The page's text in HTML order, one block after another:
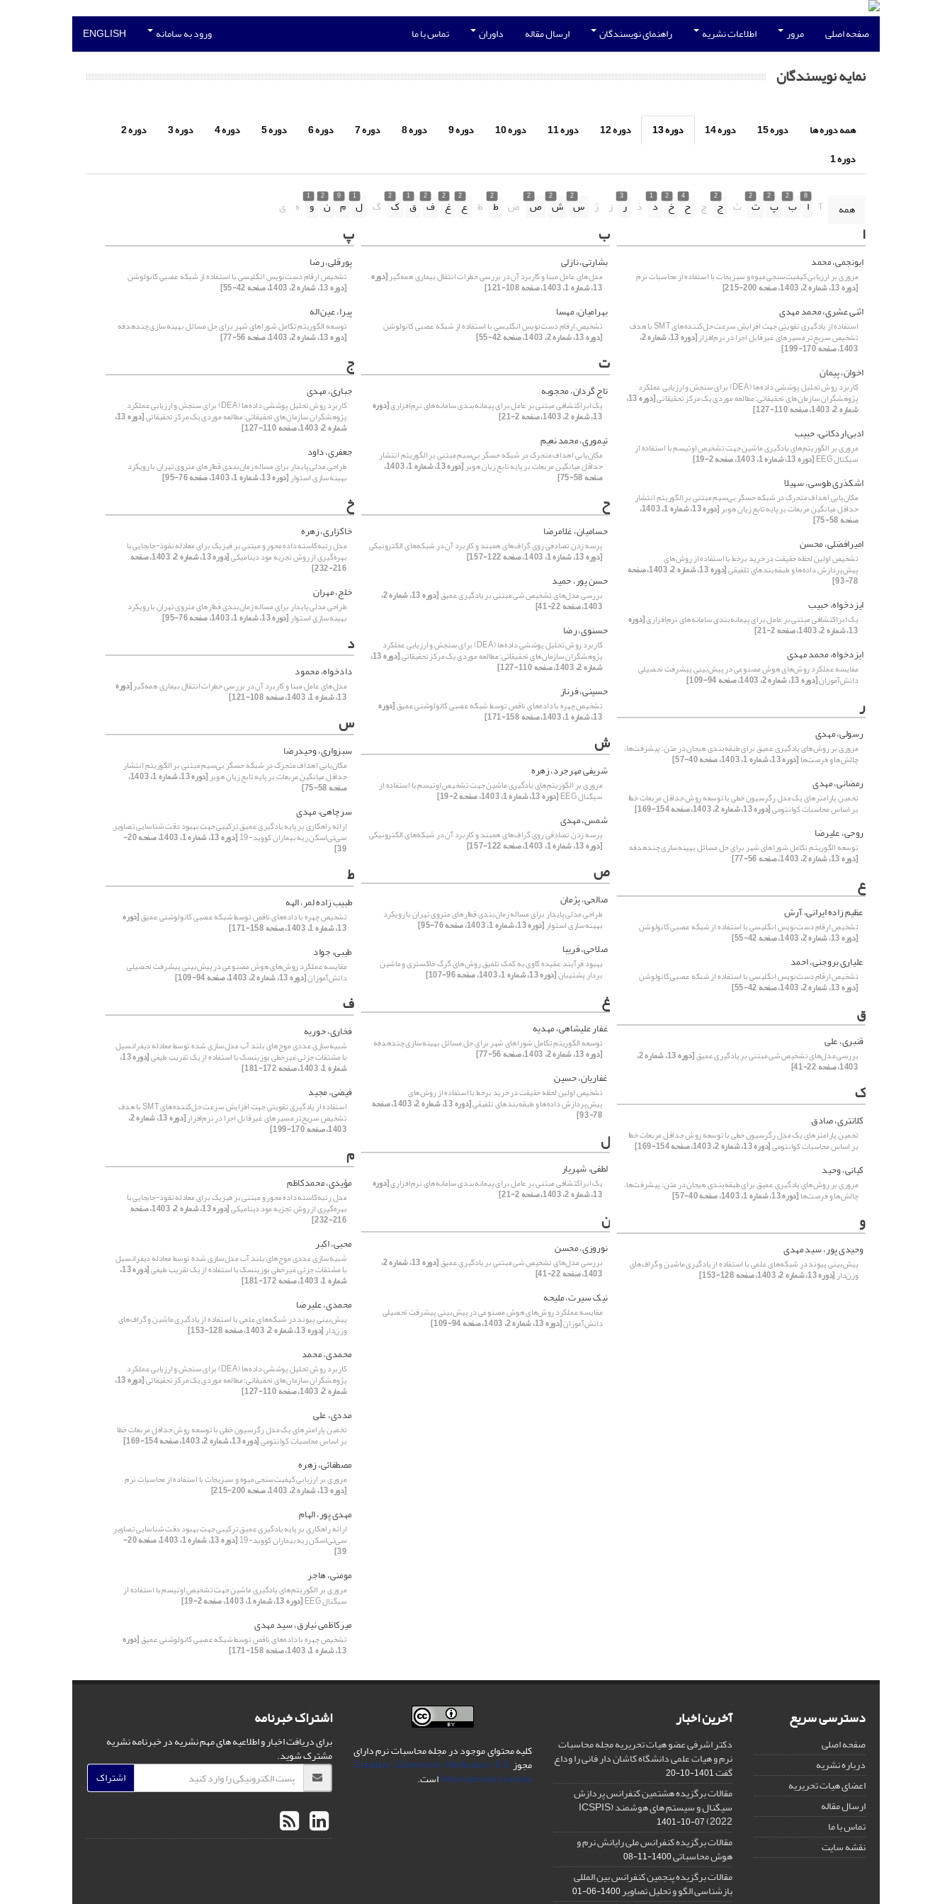
صفحه اصلی مرور اطلاعات نشریه راهنمای نویسندگان ارسال مقاله داوران تماس با ما ورود به سامانه ENGLISH
نمایه نویسندگان
همه دوره ها دوره 15 دوره 14 دوره 13 دوره 12 دوره 11 دوره 10 دوره 9 دوره 8 دوره 7 دوره 6 دوره 5 دوره 4 دوره 3
دوره 2
دوره 1
همه آ
8
ا
2
ب
2
پ
2
ت ث
2
ج چ
4
ح
2
خ
1
د ذ
3
ر ز ژ
2
س
2
ش
2
ص ض
2
ط ظ
2
ع
2
غ
2
ف
1
ق
2
ک گ
1
ل
9
م
2
ن
1
و ه ی
ا
ابونجمی، محمد
مروری بر ارزیابی کیفیت‌سنجی میوه و سبزیجات با استفاده از محاسبات نرم
[دوره 13، شماره 2، 1403، صفحه 200-215]
اثنی عشری، محمد مهدی
استفاده از یادگیری تقویتی جهت افزایش سرعت حل‌کننده‌های SMT با هدف
تشخیص سریع‌تر مسیرهای غیر‌قابل اجرا در نرم‌افزار [دوره 13، شماره 2،
1403، صفحه 170-199]
اخوان، پیمان
کاربرد روش تحلیل پوششی داده‌ها (DEA) برای سنجش و ارزیابی عملکرد
پژوهشگران سازمان‌های تحقیقاتی: مطالعه موردی یک مرکز تحقیقاتی [دوره 13،
شماره 2، 1403، صفحه 110-127]
ادبی اردکانی، حبیب
مروری بر الگوریتم‌های یادگیری ماشین جهت تشخیص اوتیسم با استفاده از
سیگنال EEG [دوره 13، شماره 1، 1403، صفحه 2-19]
اشکذری طوسی، سهیلا
مکان‌یابی اهداف متحرک در شبکه حسگر بی‌سیم مبتنی بر الگوریتم انتشار
حداقل میانگین مربعات بر پایه تابع زیان هوبر [دوره 13، شماره 1، 1403،
صفحه 58-75]
امیرافضلی، محسن
تشخیص اولین لحظه حقیقت در خرید برخط با استفاده از روش‌های
پیش‌پردازش داده‌ها و طبقه‌بندهای تلفیقی [دوره 13، شماره 2، 1403، صفحه
78-93]
ایزدخواه، حبیب
یک ابراکتشافی مبتنی بر عامل برای پیمانه‌بندی سامانه‌های نرم‌افزاری[دوره
13، شماره 2، 1403، صفحه 2-21]
ایزدخواه، محمد مهدی
مقایسه عملکرد روش‌های هوش مصنوعی در پیش‌بینی پیشرفت تحصیلی
دانش‌آموزان[دوره 13، شماره 2، 1403، صفحه 94-109]
ب
بشارتی، نازلی
مدل‌های عامل مبنا و کاربرد آن در بررسی خطرات انتقال بیماری‌ همه‌گیر[دوره
13، شماره 1، 1403، صفحه 108-121]
بهرامیان، مهسا
تشخیص ارقام دست‌نویس انگلیسی با استفاده از شبکه عصبی کانولوشن
[دوره 13، شماره 2، 1403، صفحه 42-55]
پ
پورقلی، رضا
تشخیص ارقام دست‌نویس انگلیسی با استفاده از شبکه عصبی کانولوشن
[دوره 13، شماره 2، 1403، صفحه 42-55]
پیرا، عین اله
توسعه الگوریتم تکامل شوراهای شهر برای حل مسائل بهینه‌سازی چندهدفه
[دوره 13، شماره 2، 1403، صفحه 56-77]
ت
تاج گردان، محجوبه
یک ابراکتشافی مبتنی بر عامل برای پیمانه‌بندی سامانه‌های نرم‌افزاری[دوره
13، شماره 2، 1403، صفحه 2-21]
تیموری، محمد نعیم
مکان‌یابی اهداف متحرک در شبکه حسگر بی‌سیم مبتنی بر الگوریتم انتشار
حداقل میانگین مربعات بر پایه تابع زیان هوبر [دوره 13، شماره 1، 1403،
صفحه 58-75]
ج
جباری، مهدی
کاربرد روش تحلیل پوششی داده‌ها (DEA) برای سنجش و ارزیابی عملکرد
پژوهشگران سازمان‌های تحقیقاتی: مطالعه موردی یک مرکز تحقیقاتی [دوره 13،
شماره 2، 1403، صفحه 110-127]
جعفری، داود
طراحی مدلی پایدار برای مساله زمان‌بندی قطارهای متروی تهران با رویکرد
بهینه‌سازی استوار[دوره 13، شماره 1، 1403، صفحه 76-95]
ح
حسامیان، غلامرضا
پرسه زدن تصادفی روی گراف‌های همبند و کاربرد آن در شبکه‌های الکترونیکی
[دوره 13، شماره 1، 1403، صفحه 122-157]
حسن پور، حمید
بررسی مدل‌های تشخیص شی مبتنی بر یادگیری عمیق [دوره 13، شماره 2،
1403، صفحه 22-41]
حسنوی، رضا
کاربرد روش تحلیل پوششی داده‌ها (DEA) برای سنجش و ارزیابی عملکرد
پژوهشگران سازمان‌های تحقیقاتی: مطالعه موردی یک مرکز تحقیقاتی [دوره 13،
شماره 2، 1403، صفحه 110-127]
حسینی، فرناز
تشخیص چهره با داده‌های ناقص توسط شبکه‌ عصبی کانولوشنی عمیق[دوره
13، شماره 1، 1403، صفحه 158-171]
خ
خاکزاری، زهره
مدل رتبه‌کاسته داده محور و مبتنی بر فیزیک برای معادله نفوذ-جابجایی با
بهره‌گیری از روش تجزیه مود دینامیکی [دوره 13، شماره 2، 1403، صفحه
216-232]
خلج، مهران
طراحی مدلی پایدار برای مساله زمان‌بندی قطارهای متروی تهران با رویکرد
بهینه‌سازی استوار[دوره 13، شماره 1، 1403، صفحه 76-95]
د
دادخواه، محمود
مدل‌های عامل مبنا و کاربرد آن در بررسی خطرات انتقال بیماری‌ همه‌گیر[دوره
13، شماره 1، 1403، صفحه 108-121] ر
رسولی، مهدی
مروری بر روش‌های یادگیری عمیق برای طبقه‌بندی هیجان در متن: پیشرفت‌ها،
چالش‌ها و فرصت‌ها[دوره 13، شماره 1، 1403، صفحه 40-57]
رمضانی، مهدی
تخمین پارامترهای یک مدل رگرسیون خطی با توسعه روش حداقل مربعات خطا
بر اساس محاسبات کوانتومی[دوره 13، شماره 2، 1403، صفحه 154-169]
روحی، علیرضا
توسعه الگوریتم تکامل شوراهای شهر برای حل مسائل بهینه‌سازی چندهدفه
[دوره 13، شماره 2، 1403، صفحه 56-77]
س
سبزواری، وحیدرضا
مکان‌یابی اهداف متحرک در شبکه حسگر بی‌سیم مبتنی بر الگوریتم انتشار
حداقل میانگین مربعات بر پایه تابع زیان هوبر [دوره 13، شماره 1، 1403،
صفحه 58-75]
سرچاهی، مهدی
ارائه راهکاری بر پایه یادگیری عمیق ترکیبی جهت بهبود دقت شناسایی تصاویر
سی‌تی‌اسکن ریه بیماران کووید-19 [دوره 13، شماره 1، 1403، صفحه 20-
39]
ش
شریفی مهرجرد، زهره
مروری بر الگوریتم‌های یادگیری ماشین جهت تشخیص اوتیسم با استفاده از
سیگنال EEG [دوره 13، شماره 1، 1403، صفحه 2-19]
شمس، مهدی
پرسه زدن تصادفی روی گراف‌های همبند و کاربرد آن در شبکه‌های الکترونیکی
[دوره 13، شماره 1، 1403، صفحه 122-157]
ص
صالحی، پژمان
طراحی مدلی پایدار برای مساله زمان‌بندی قطارهای متروی تهران با رویکرد
بهینه‌سازی استوار[دوره 13، شماره 1، 1403، صفحه 76-95]
صلاحی، فریبا
بهبود فرآیند عقیده کاوی به کمک تلفیق روش‌های گرگ خاکستری و ماشین
بردار پشتیبان[دوره 13، شماره 1، 1403، صفحه 96-107]
ط
طبیب زاده لمر، الهه
تشخیص چهره با داده‌های ناقص توسط شبکه‌ عصبی کانولوشنی عمیق[دوره
13، شماره 1، 1403، صفحه 158-171]
طیبی، جواد
مقایسه عملکرد روش‌های هوش مصنوعی در پیش‌بینی پیشرفت تحصیلی
دانش‌آموزان[دوره 13، شماره 2، 1403، صفحه 94-109]
ع
عظیم زاده ایرانی، آرش
تشخیص ارقام دست‌نویس انگلیسی با استفاده از شبکه عصبی کانولوشن
[دوره 13، شماره 2، 1403، صفحه 42-55]
علیاری بروجنی، احمد
تشخیص ارقام دست‌نویس انگلیسی با استفاده از شبکه عصبی کانولوشن
[دوره 13، شماره 2، 1403، صفحه 42-55] غ
غفار علیشاهی، مهدیه
توسعه الگوریتم تکامل شوراهای شهر برای حل مسائل بهینه‌سازی چندهدفه
[دوره 13، شماره 2، 1403، صفحه 56-77]
غفاریان، حسین
تشخیص اولین لحظه حقیقت در خرید برخط با استفاده از روش‌های
پیش‌پردازش داده‌ها و طبقه‌بندهای تلفیقی [دوره 13، شماره 2، 1403، صفحه
78-93]
ف
فخاری، حوریه
شبیه‌سازی عددی موج‌های بلند آب مدل‌سازی شده توسط معادله دیفرانسیل
با مشتقات جزئی غیرخطی بوزینسک با استفاده از یک تقریب طیفی [دوره 13،
شماره 1، 1403، صفحه 172-181]
فیضی، مجید
استفاده از یادگیری تقویتی جهت افزایش سرعت حل‌کننده‌های SMT با هدف
تشخیص سریع‌تر مسیرهای غیر‌قابل اجرا در نرم‌افزار [دوره 13، شماره 2،
1403، صفحه 170-199]
ق
قنبری، علی
بررسی مدل‌های تشخیص شی مبتنی بر یادگیری عمیق [دوره 13، شماره 2،
1403، صفحه 22-41]
ک
کلانتری، صادق
تخمین پارامترهای یک مدل رگرسیون خطی با توسعه روش حداقل مربعات خطا
بر اساس محاسبات کوانتومی[دوره 13، شماره 2، 1403، صفحه 154-169]
کیانی، وحید
مروری بر روش‌های یادگیری عمیق برای طبقه‌بندی هیجان در متن: پیشرفت‌ها،
چالش‌ها و فرصت‌ها[دوره 13، شماره 1، 1403، صفحه 40-57]
ل
لطفی، شهریار
یک ابراکتشافی مبتنی بر عامل برای پیمانه‌بندی سامانه‌های نرم‌افزاری[دوره
13، شماره 2، 1403، صفحه 2-21]
م
مؤیدی، محمدکاظم
مدل رتبه‌کاسته داده محور و مبتنی بر فیزیک برای معادله نفوذ-جابجایی با
بهره‌گیری از روش تجزیه مود دینامیکی [دوره 13، شماره 2، 1403، صفحه
216-232]
محبی، اکبر
شبیه‌سازی عددی موج‌های بلند آب مدل‌سازی شده توسط معادله دیفرانسیل
با مشتقات جزئی غیرخطی بوزینسک با استفاده از یک تقریب طیفی [دوره 13،
شماره 1، 1403، صفحه 172-181]
محمدی، علیرضا
پیش‌بینی پیوند در شبکه‌های علمی با استفاده از یادگیری ماشین و گراف‌های
وزن‌دار[دوره 13، شماره 2، 1403، صفحه 128-153]
محمدی، محمد
کاربرد روش تحلیل پوششی داده‌ها (DEA) برای سنجش و ارزیابی عملکرد
پژوهشگران سازمان‌های تحقیقاتی: مطالعه موردی یک مرکز تحقیقاتی [دوره 13،
شماره 2، 1403، صفحه 110-127]
مددی، علی
تخمین پارامترهای یک مدل رگرسیون خطی با توسعه روش حداقل مربعات خطا
بر اساس محاسبات کوانتومی[دوره 13، شماره 2، 1403، صفحه 154-169]
مصطفائی، زهره
مروری بر ارزیابی کیفیت‌سنجی میوه و سبزیجات با استفاده از محاسبات نرم
[دوره 13، شماره 2، 1403، صفحه 200-215]
مهدی پور، الهام
ارائه راهکاری بر پایه یادگیری عمیق ترکیبی جهت بهبود دقت شناسایی تصاویر
سی‌تی‌اسکن ریه بیماران کووید-19 [دوره 13، شماره 1، 1403، صفحه 20-
39]
مومنی، هاجر
مروری بر الگوریتم‌های یادگیری ماشین جهت تشخیص اوتیسم با استفاده از
سیگنال EEG [دوره 13، شماره 1، 1403، صفحه 2-19]
میرکاظمی نیارق، سید مهدی
تشخیص چهره با داده‌های ناقص توسط شبکه‌ عصبی کانولوشنی عمیق[دوره
13، شماره 1، 1403، صفحه 158-171]
ن
نوروزی، محسن
بررسی مدل‌های تشخیص شی مبتنی بر یادگیری عمیق [دوره 13، شماره 2،
1403، صفحه 22-41]
نیک سیرت، ملیحه
مقایسه عملکرد روش‌های هوش مصنوعی در پیش‌بینی پیشرفت تحصیلی
دانش‌آموزان[دوره 13، شماره 2، 1403، صفحه 94-109]
و
وحیدی پور، سید مهدی
پیش‌بینی پیوند در شبکه‌های علمی با استفاده از یادگیری ماشین و گراف‌های
وزن‌دار[دوره 13، شماره 2، 1403، صفحه 128-153]
دسترسی سریع
صفحه اصلی
درباره نشریه
اعضای هیات تحریریه
ارسال مقاله
تماس با ما
نقشه سایت
آخرین اخبار
دکتر اشرفی عضو هیات تحریریه مجله محاسبات
نرم و هیات علمی دانشگاه کاشان دار فانی را وداع
گفت1401-10-20
مقالات برگزیده هشتمین کنفرانس پردازش
سیگنال و سیستم های هوشمند (ICSPIS
2022)
1401-10-07
مقالات برگزیده کنفرانس ملی رایانش نرم و
هوش محاسباتی1400-11-08
مقالات برگزیده پنجمین کنفرانس بین المللی
بازشناسی الگو و تحلیل تصاویر1400-06-01
کلیه محتوای موجود در مجله محاسبات نرم دارای
مجوز Creative Commons Attribution 4.0
International Licenseاست.
اشتراک خبرنامه
برای دریافت اخبار و اطلاعیه های مهم نشریه در خبرنامه نشریه
مشترک شوید.
اشتراک